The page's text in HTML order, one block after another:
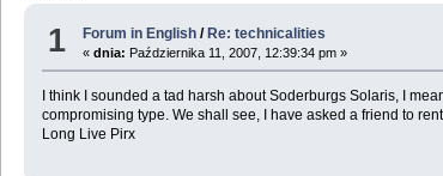
1 Forum in English / Re: technicalities
«dnia: Października 11, 2007, 12:39:34 pm »
I think I sounded a tad harsh about Soderburgs Solaris, I
compromising type. We shall see, I have asked a friend to
Long Live Pirx